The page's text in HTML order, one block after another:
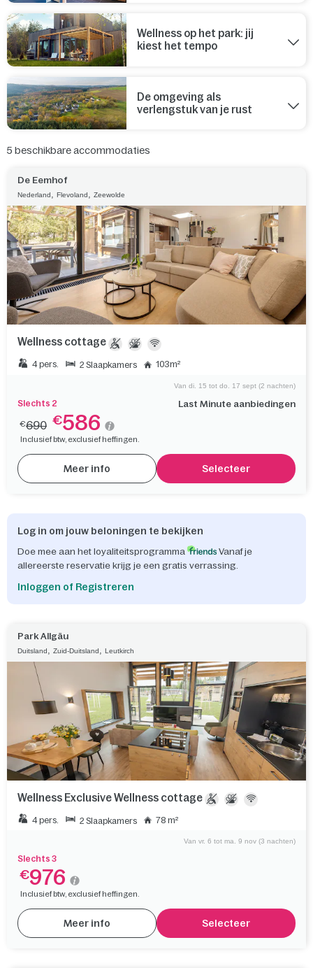
Wellness op het park: jij
kiest het tempo
De omgeving als
verlengstuk van je rust
5 beschikbare accommodaties
De Eemhof
Nederland , Flevoland , Zeewolde
Wellness cottage
4 pers. 2 Slaapkamers 103m²
Slechts 2 Last Minute aanbiedingen
Van di. 15 tot do. 17 sept (2 nachten)
€690 €586
Inclusief btw, exclusief heffingen.
Meer info Selecteer
Log in om jouw beloningen te bekijken
Doe mee aan het loyaliteitsprogramma
Vanaf je
allereerste reservatie krijg je een gratis verrassing.
Inloggen of Registreren
Park Allgäu
Duitsland Zuid-Duitsland Leutkirch
Wellness Exclusive Wellness cottage
4 pers. 2 Slaapkamers 78 m²
Slechts 3
Van vr. 6 tot ma. 9 nov (3 nachten)
€976
Inclusief btw, exclusief heffingen.
Meer info Selecteer